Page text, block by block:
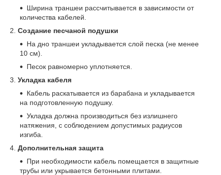
Ширина траншеи рассчитывается в зависимости от
количества кабелей.
2. Создание песчаной подушки
На дно траншеи укладывается слой песка (не менее
10 см).
Песок равномерно уплотняется.
3. Укладка кабеля
Кабель раскатывается из барабана и укладывается
на подготовленную подушку.
Укладка должна производиться без излишнего
натяжения, с соблюдением допустимых радиусов
изгиба.
4. Дополнительная защита
При необходимости кабель помещается в защитные
трубы или укрывается бетонными плитами.